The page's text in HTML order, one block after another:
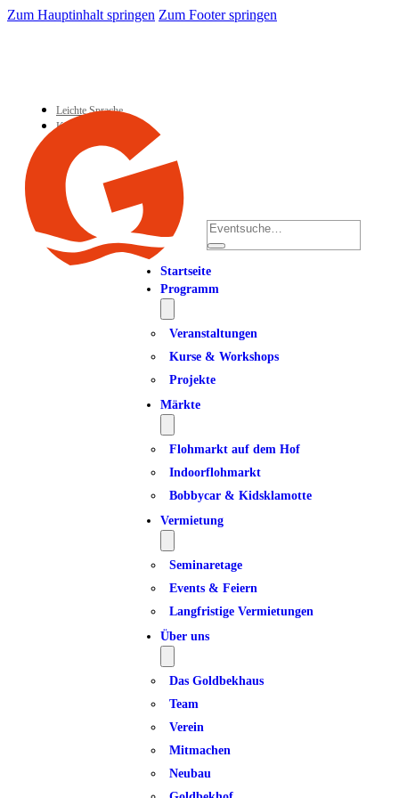
Zum Hauptinhalt springen Zum Footer springen
Leichte Sprache
Kontakt
Suchen
Startseite
Programm
Veranstaltungen
Kurse & Workshops
Projekte
Märkte
Flohmarkt auf dem Hof
Indoorflohmarkt
Bobbycar & Kidsklamotte
Vermietung
Seminaretage
Events & Feiern
Langfristige Vermietungen
Über uns
Das Goldbekhaus
Team
Verein
Mitmachen
Neubau